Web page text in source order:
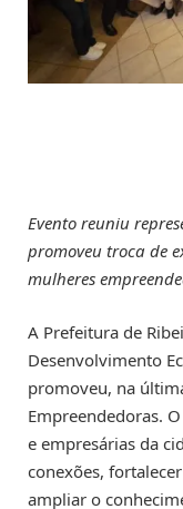
Evento reuniu
promoveu troca de
mulheres
A Prefeitura de
Desenvolvimento
promoveu, na
Empreendedoras.
e empresárias da
conexões,
ampliar o